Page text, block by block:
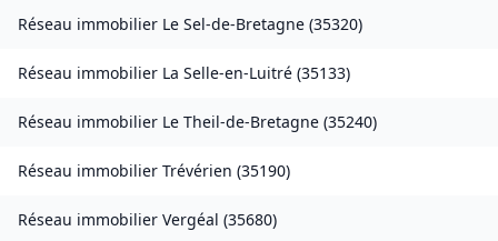
Réseau immobilier Le Sel-de-Bretagne (35320)
Réseau immobilier La Selle-en-Luitré (35133)
Réseau immobilier Le Theil-de-Bretagne (35240)
Réseau immobilier Trévérien (35190)
Réseau immobilier Vergéal (35680)